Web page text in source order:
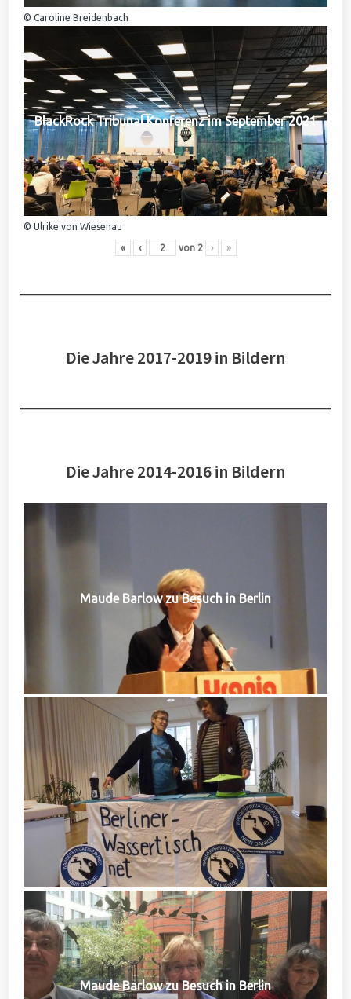
© Caroline Breidenbach
BlackRock Tribunal Konferenz im September 2021
© Ulrike von Wiesenau
« ‹ von 2 › »
Die Jahre 2017-2019 in Bildern
Die Jahre 2014-2016 in Bildern
Maude Barlow zu Besuch in Berlin
Maude Barlow zu Besuch in Berlin